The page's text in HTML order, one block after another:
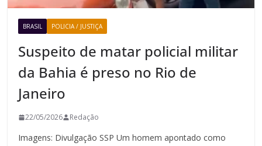
BRASIL POLICIA / JUSTIÇA
Suspeito de matar policial militar
da Bahia é preso no Rio de
Janeiro
22/05/2026 Redação
Imagens: Divulgação SSP Um homem apontado como